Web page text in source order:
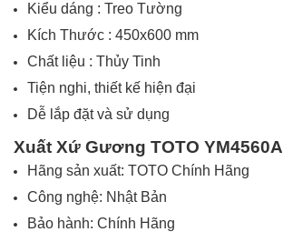
Kiểu dáng : Treo Tường
Kích Thước : 450x600 mm
Chất liệu : Thủy Tinh
Tiện nghi, thiết kế hiện đại
Dễ lắp đặt và sử dụng
Xuất Xứ Gương TOTO YM4560A
Hãng sản xuất: TOTO Chính Hãng
Công nghệ: Nhật Bản
Bảo hành: Chính Hãng